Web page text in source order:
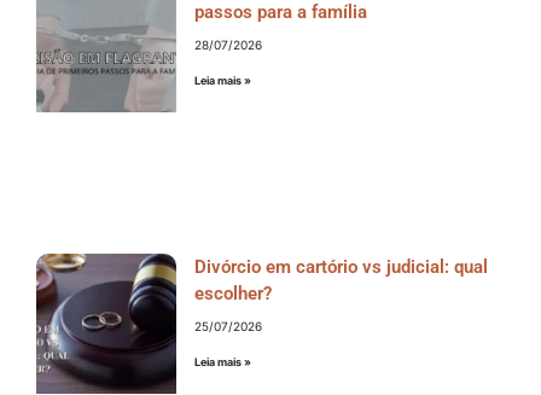
passos para a família
28/07/2026
Leia mais »
Divórcio em cartório vs judicial: qual
escolher?
25/07/2026
Leia mais »